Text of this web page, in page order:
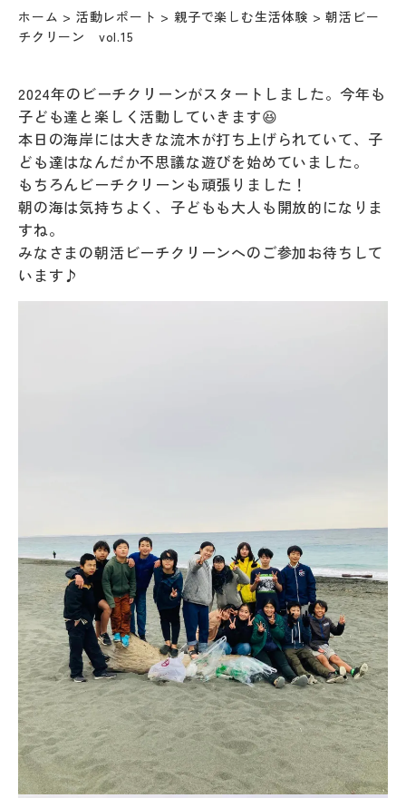
ホーム > 活動レポート >親子で楽しむ生活体験 >朝活ビー
チクリーン vol.15
2024年のビーチクリーンがスタートしました。今年も
子ども達と楽しく活動していきます😆
本日の海岸には大きな流木が打ち上げられていて、子
ども達はなんだか不思議な遊びを始めていました。
もちろんビーチクリーンも頑張りました！
朝の海は気持ちよく、子どもも大人も開放的になりま
すね。
みなさまの朝活ビーチクリーンへのご参加お待ちして
います♪